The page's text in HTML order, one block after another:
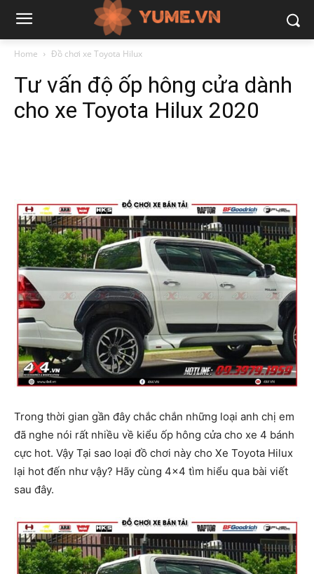
Home Đồ chơi xe Toyota Hilux
Tư vấn độ ốp hông cửa dành
cho xe Toyota Hilux 2020
Trong thời gian gần đây chắc chắn những loại anh chị em
đã nghe nói rất nhiều về kiểu ốp hông cửa cho xe 4 bánh
cực hot. Vậy Tại sao loại đồ chơi này cho Xe Toyota Hilux
lại hot đến như vậy? Hãy cùng 4×4 tìm hiểu qua bài viết
sau đây.